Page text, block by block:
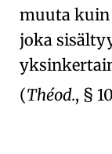
muuta kuin
joka
(Théod., § 10